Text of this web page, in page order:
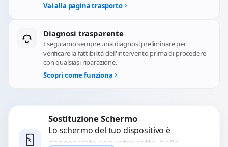
Vai alla pagina trasporto
Diagnosi trasparente
Eseguiamo sempre una diagnosi preliminare per
verificare la fattibilità dell'intervento prima di procedere
con qualsiasi riparazione.
Scopri come funziona
Sostituzione Schermo
Lo schermo del tuo dispositivo è
danneggiato con vetro rotto, bolle,